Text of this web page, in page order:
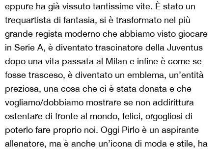
eppure ha già vissuto tantissime vite. È stato un
trequartista di fantasia, si è trasformato nel più
grande regista moderno che abbiamo visto giocare
in Serie A, è diventato trascinatore della Juventus
dopo una vita passata al Milan e infine è come se
fosse trasceso, è diventato un emblema, un’entità
preziosa, una cosa che ci è stata donata e che
vogliamo/dobbiamo mostrare se non addirittura
ostentare di fronte al mondo, felici, orgogliosi di
poterlo fare proprio noi. Oggi Pirlo è un aspirante
allenatore, ma è anche un’icona di moda e stile, ha